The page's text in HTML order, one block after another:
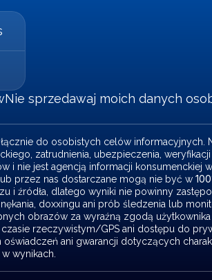
Nie sprzedawaj moich danych
do osobistych celów informacyjnych.
zatrudnienia, ubezpieczenia,
nie jest agencją informacji konsumenckiej
przez nas dostarczane mogą nie być w 100
źródła, dlatego wyniki nie powinny
doxxingu ani prób śledzenia lub
obrazów za wyraźną zgodą użytkownika
rzeczywistym/GPS ani dostępu do
oświadczeń ani gwarancji dotyczących
wynikach.